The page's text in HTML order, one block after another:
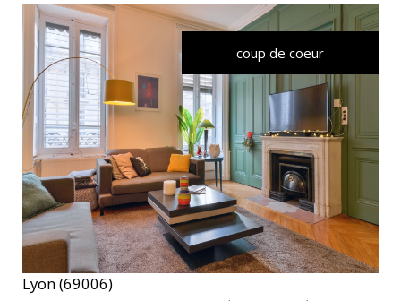
coup de coeur
VOIR LE BIEN
Lyon (69006)